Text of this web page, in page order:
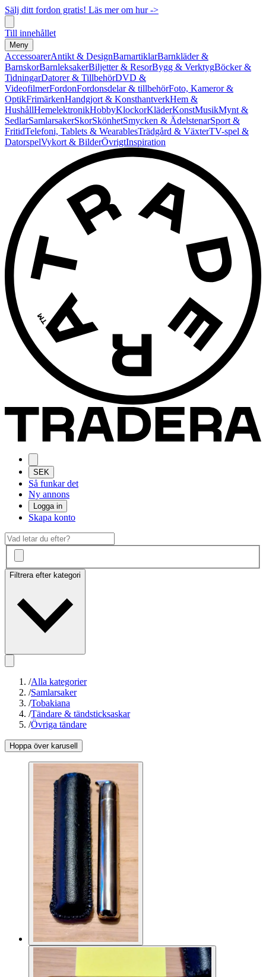
Sälj ditt fordon gratis! Läs mer om hur ->
Till innehållet
Meny
AccessoarerAntikt & DesignBarnartiklarBarnkläder &
BarnskorBarnleksakerBiljetter & ResorBygg & VerktygBöcker &
TidningarDatorer & TillbehörDVD &
VideofilmerFordonFordonsdelar & tillbehörFoto, Kameror &
OptikFrimärkenHandgjort & KonsthantverkHem &
HushållHemelektronikHobbyKlockorKläderKonstMusikMynt &
SedlarSamlarsakerSkorSkönhetSmycken & ÄdelstenarSport &
FritidTelefoni, Tablets & WearablesTrädgård & VäxterTV-spel &
DatorspelVykort & BilderÖvrigtInspiration
SEK
Så funkar det
Ny annons
Logga in
Skapa konto
Filtrera efter kategori
/Alla kategorier
/Samlarsaker
/Tobakiana
/Tändare & tändsticksaskar
/Övriga tändare
Hoppa över karusell